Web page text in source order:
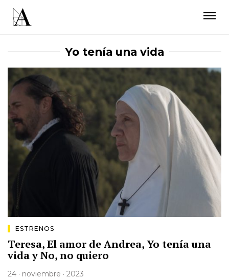
Yo tenía una vida
ESTRENOS
Teresa, El amor de Andrea, Yo tenía una
vida y No, no quiero
24 · noviembre · 2023
ÚNETE A LA ACADEMIA DE CINE
NEWSLETTER